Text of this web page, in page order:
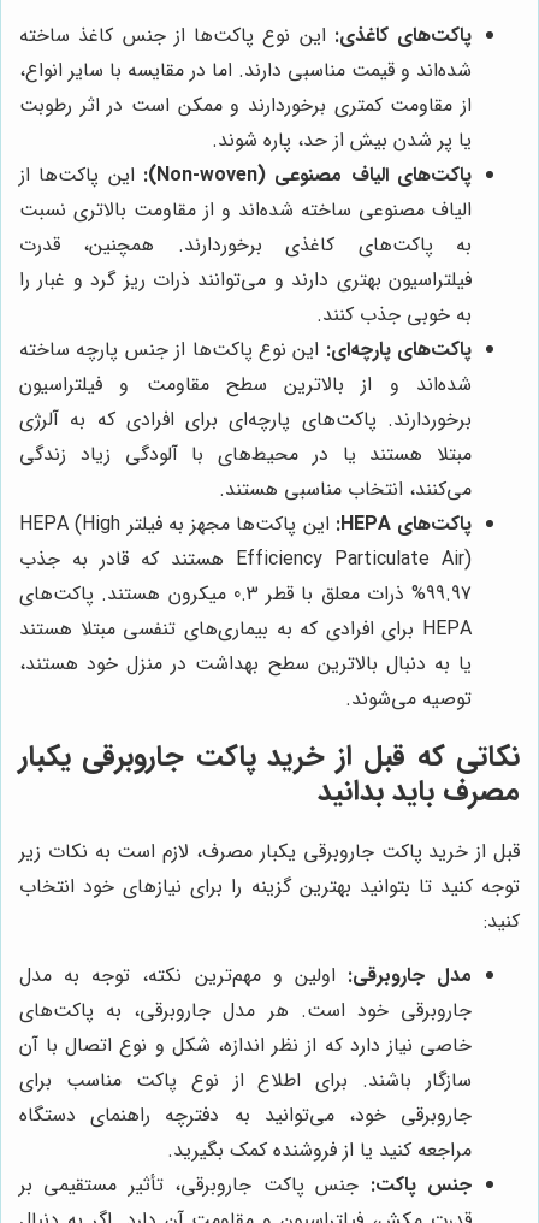
پاکت‌های کاغذی: این نوع پاکت‌ها از جنس کاغذ ساخته
شده‌اند و قیمت مناسبی دارند. اما در مقایسه با سایر انواع،
از مقاومت کمتری برخوردارند و ممکن است در اثر رطوبت
یا پر شدن بیش از حد، پاره شوند.
پاکت‌های الیاف مصنوعی (Non-woven):
این پاکت‌ها از
الیاف مصنوعی ساخته شده‌اند و از مقاومت بالاتری نسبت
به پاکت‌های کاغذی برخوردارند. همچنین، قدرت
فیلتراسیون بهتری دارند و می‌توانند ذرات ریز گرد و غبار را
به خوبی جذب کنند.
پاکت‌های پارچه‌ای: این نوع پاکت‌ها از جنس پارچه ساخته
شده‌اند و از بالاترین سطح مقاومت و فیلتراسیون
برخوردارند. پاکت‌های پارچه‌ای برای افرادی که به آلرژی
مبتلا هستند یا در محیط‌های با آلودگی زیاد زندگی
می‌کنند، انتخاب مناسبی هستند.
پاکت‌های HEPA:
این پاکت‌ها مجهز به فیلتر HEPA (High
Efficiency Particulate Air) هستند که قادر به جذب
99.97% ذرات معلق با قطر 0.3 میکرون هستند. پاکت‌های
HEPA برای افرادی که به بیماری‌های تنفسی مبتلا هستند
یا به دنبال بالاترین سطح بهداشت در منزل خود هستند،
توصیه می‌شوند.
نکاتی که قبل از خرید پاکت جاروبرقی یکبار
مصرف باید بدانید
قبل از خرید پاکت جاروبرقی یکبار مصرف، لازم است به نکات زیر
توجه کنید تا بتوانید بهترین گزینه را برای نیازهای خود انتخاب
کنید:
مدل جاروبرقی: اولین و مهم‌ترین نکته، توجه به مدل
جاروبرقی خود است. هر مدل جاروبرقی، به پاکت‌های
خاصی نیاز دارد که از نظر اندازه، شکل و نوع اتصال با آن
سازگار باشند. برای اطلاع از نوع پاکت مناسب برای
جاروبرقی خود، می‌توانید به دفترچه راهنمای دستگاه
مراجعه کنید یا از فروشنده کمک بگیرید.
جنس پاکت: جنس پاکت جاروبرقی، تأثیر مستقیمی بر